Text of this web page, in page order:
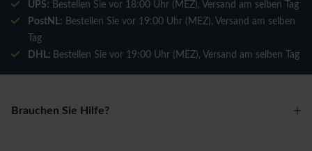
UPS: Bestellen Sie vor 18:00 Uhr (MEZ), Versand am selben Tag
PostNL: Bestellen Sie vor 19:00 Uhr (MEZ), Versand am selben
Tag
DHL: Bestellen Sie vor 19:00 Uhr (MEZ), Versand am selben Tag
Brauchen Sie Hilfe?